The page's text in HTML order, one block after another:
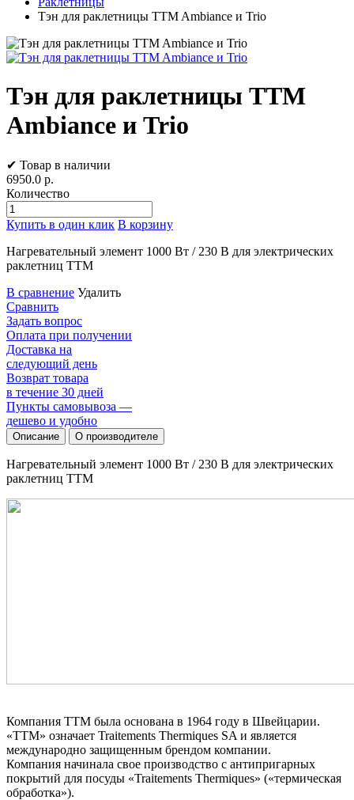
Тэн для раклетницы TTM Ambiance и Trio
Тэн для раклетницы TTM
Ambiance и Trio
✔ Товар в наличии
6950.0 р.
Количество
Купить в один клик В корзину
Нагревательный элемент 1000 Вт / 230 В для электрических
раклетниц TTM
В сравнение Удалить
Сравнить
Задать вопрос
Оплата при получении
Доставка на
следующий день
Возврат товара
в течение 30 дней
Пункты самовывоза —
дешево и удобно
Описание О производителе
Нагревательный элемент 1000 Вт / 230 В для электрических
раклетниц TTM
Компания ТТМ была основана в 1964 году в Швейцарии.
«TTM» означает Traitements Thermiques SA и является
международно защищенным брендом компании.
Компания начинала свое производство с антипригарных
покрытий для посуды «Traitements Thermiques» («термическая
обработка»).